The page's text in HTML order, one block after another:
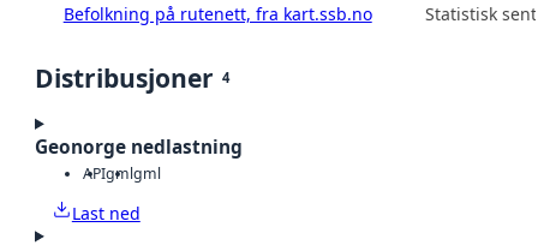
Befolkning på rutenett, fra kart.ssb.no Statistisk
Distribusjoner 4
Geonorge nedlastning
APIgmlgml
Last ned